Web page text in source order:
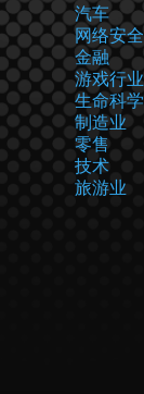
汽车
网络安全
金融
游戏行业
生命科学
制造业
零售
技术
旅游业